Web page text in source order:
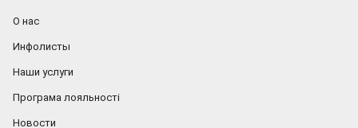
О нас
Инфолисты
Наши услуги
Програма лояльності
Новости